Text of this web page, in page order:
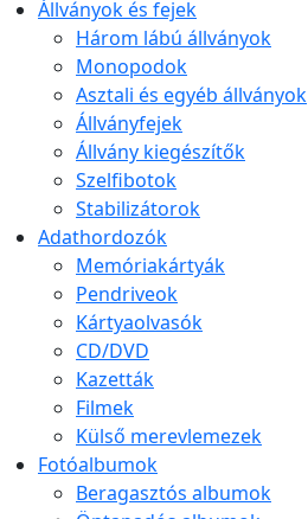
Állványok és fejek
Három lábú állványok
Monopodok
Asztali és egyéb állványok
Állványfejek
Állvány kiegészítők
Szelfibotok
Stabilizátorok
Adathordozók
Memóriakártyák
Pendriveok
Kártyaolvasók
CD/DVD
Kazetták
Filmek
Külső merevlemezek
Fotóalbumok
Beragasztós albumok